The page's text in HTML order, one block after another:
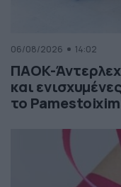
06/08/2026 14:02
ΠΑΟΚ-
και
το